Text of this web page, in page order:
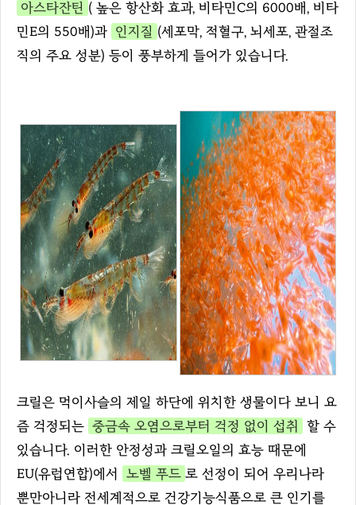
아스타잔틴 ( 높은 항산화 효과, 비타민C의 6000배, 비타
민E의 550배)과
인지질 (세포막, 적혈구, 뇌세포, 관절조
직의 주요 성분) 등이 풍부하게 들어가 있습니다.
크릴은 먹이사슬의 제일 하단에 위치한 생물이다 보니 요
즘 걱정되는 중금속 오염으로부터 걱정 없이 섭취
할 수
있습니다. 이러한 안정성과 크릴오일의 효능 때문에
EU(유럽연합)에서
노벨 푸드 로 선정이 되어 우리나라
뿐만아니라 전세계적으로 건강기능식품으로 큰 인기를